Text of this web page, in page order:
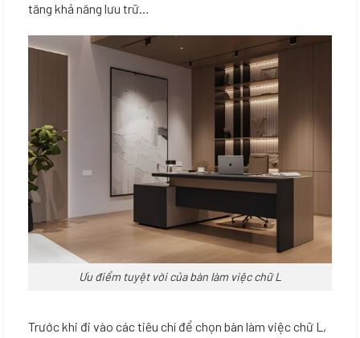
tăng khả năng lưu trữ…
Ưu điểm tuyệt vời của bàn làm việc chữ L
Trước khi đi vào các tiêu chí để chọn bàn làm việc chữ L,